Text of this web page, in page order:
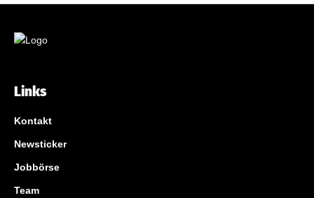
Links
Kontakt
Newsticker
Jobbörse
Team